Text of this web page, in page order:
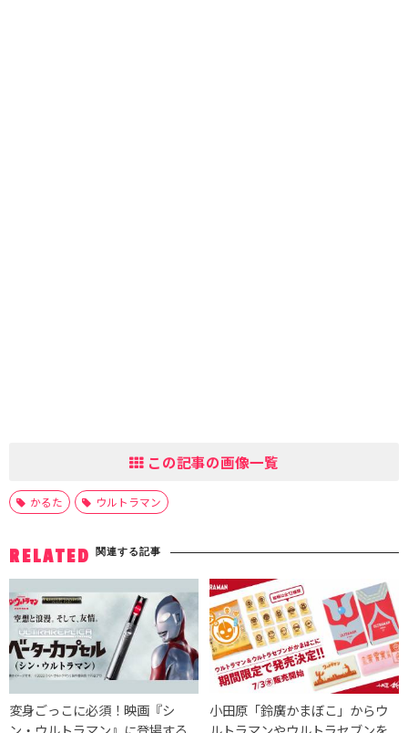
この記事の画像一覧
かるた ウルトラマン
RELATED 関連する記事
変身ごっこに必須！映画『シ
小田原「鈴廣かまぼこ」からウ